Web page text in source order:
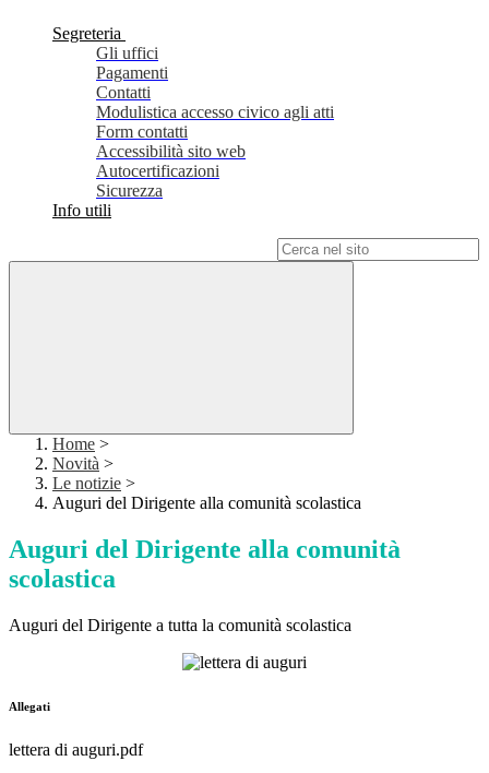
Segreteria
Gli uffici
Pagamenti
Contatti
Modulistica accesso civico agli atti
Form contatti
Accessibilità sito web
Autocertificazioni
Sicurezza
Info utili
Home >
Novità >
Le notizie >
Auguri del Dirigente alla comunità scolastica
Auguri del Dirigente alla comunità
scolastica
Auguri del Dirigente a tutta la comunità scolastica
Allegati
lettera di auguri.pdf